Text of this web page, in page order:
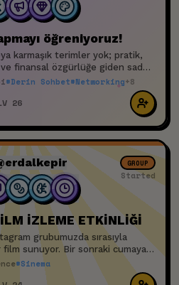
çalışacağız :)
öğreniyoruz!
karmaşık terimler yok; pratik,
finansal özgürlüğe giden sade
#Derin Sohbet#Networking+8
26
GROUP
Started
İZLEME ETKİNLİĞİ
grubumuzda sırasıyla
film sunuyor. Bir sonraki cumaya
müsait bir zamanınızda
Cuma günü 23:00 da toplanıp
#Sinema